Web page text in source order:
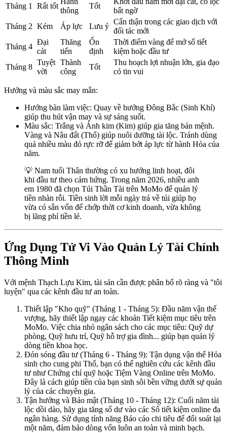
Tháng 1 Rất tốt
thông
Tốt
bất ngờ
Tháng 2 Kém Áp lực Lưu ý
Cẩn thận trong các giao dịch với
đối tác mới
Tháng 4
Đại
cát
Thăng
tiến
Ổn
định
Thời điểm vàng để mở sổ tiết
kiệm hoặc đầu tư
Tháng 8
Tuyệt
vời
Thành
công
Tốt
Thu hoạch lợi nhuận lớn, gia đạo
có tin vui
Hướng và màu sắc may mắn:
Hướng bàn làm việc: Quay về hướng Đông Bắc (Sinh Khí)
giúp thu hút vận may và sự sáng suốt.
Màu sắc: Trắng và Ánh kim (Kim) giúp gia tăng bản mệnh.
Vàng và Nâu đất (Thổ) giúp nuôi dưỡng tài lộc. Tránh dùng
quá nhiều màu đỏ rực rỡ để giảm bớt áp lực từ hành Hỏa của
năm.
💡 Nam tuổi Thân thường có xu hướng linh hoạt, đôi
khi đầu tư theo cảm hứng. Trong năm 2026, nhiều anh
em 1980 đã chọn Túi Thần Tài trên MoMo để quản lý
tiền nhàn rỗi. Tiền sinh lời mỗi ngày trả về túi giúp họ
vừa có sẵn vốn để chớp thời cơ kinh doanh, vừa không
bị lãng phí tiền lẻ.
Ứng Dụng Tử Vi Vào Quản Lý Tài Chính
Thông Minh
Với mệnh Thạch Lựu Kim, tài sản cần được phân bổ rõ ràng và "tôi
luyện" qua các kênh đầu tư an toàn.
Thiết lập "Kho quỹ" (Tháng 1 - Tháng 5): Đầu năm vận thế
vượng, hãy thiết lập ngay các khoản Tiết kiệm mục tiêu trên
MoMo. Việc chia nhỏ ngân sách cho các mục tiêu: Quỹ dự
phòng, Quỹ hưu trí, Quỹ hỗ trợ gia đình... giúp bạn quản lý
dòng tiền khoa học.
Đón sóng đầu tư (Tháng 6 - Tháng 9): Tận dụng vận thế Hỏa
sinh cho cung phi Thổ, bạn có thể nghiên cứu các kênh đầu
tư như Chứng chỉ quỹ hoặc Tiệm Vàng Online trên MoMo.
Đây là cách giúp tiền của bạn sinh sôi bền vững dưới sự quản
lý của các chuyên gia.
Tận hưởng và Bảo mật (Tháng 10 - Tháng 12): Cuối năm tài
lộc dồi dào, hãy gia tăng số dư vào các Sổ tiết kiệm online đa
ngân hàng. Sử dụng tính năng Báo cáo chi tiêu để đối soát lại
một năm, đảm bảo dòng vốn luôn an toàn và minh bạch.